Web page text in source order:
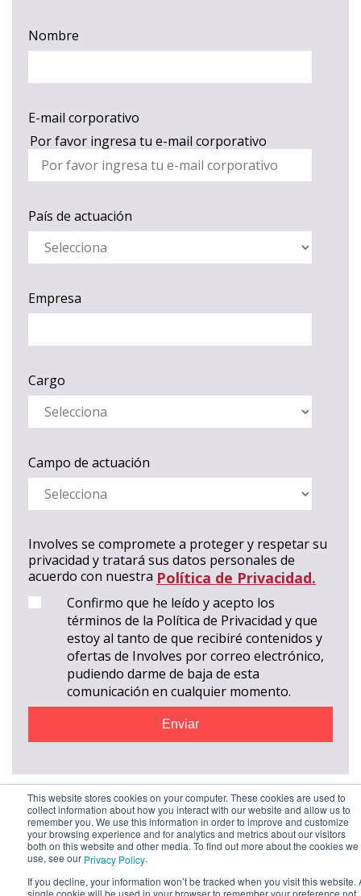
This website stores cookies on your computer. These cookies are used to
collect information about how you interact with our website and allow us to
remember you. We use this information in order to improve and customize
your browsing experience and for analytics and metrics about our visitors
both on this website and other media. To find out more about the cookies we
use, see our Privacy Policy.
If you decline, your information won’t be tracked when you visit this website.
single cookie will be used in your browser to remember your preference not
Nombre
E-mail corporativo
Por favor ingresa tu e-mail corporativo
País de actuación
Empresa
Cargo
Campo de actuación
Involves se compromete a proteger y respetar su
privacidad y tratará sus datos personales de
acuerdo con nuestra Política de Privacidad.
Confirmo que he leído y acepto los
términos de la Política de Privacidad y que
estoy al tanto de que recibiré contenidos y
ofertas de Involves por correo electrónico,
pudiendo darme de baja de esta
comunicación en cualquier momento.